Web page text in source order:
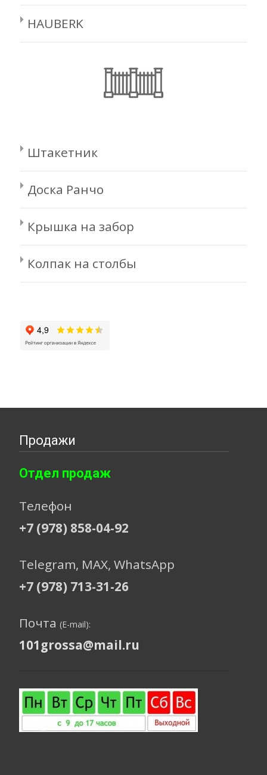
HAUBERK
Штакетник
Доска Ранчо
Крышка на забор
Колпак на столбы
Продажи
Отдел продаж
Телефон
+7 (978) 858-04-92
Telegram, МАХ, WhatsApp
+7 (978) 713-31-26
Почта (E-mail):
101grossa@mail.ru